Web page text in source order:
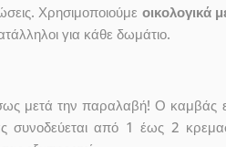
Χρησιμοποιούμε οικολογικά
για κάθε δωμάτιο.
μετά την παραλαβή! Ο καμβάς
συνοδεύεται από 1 έως 2